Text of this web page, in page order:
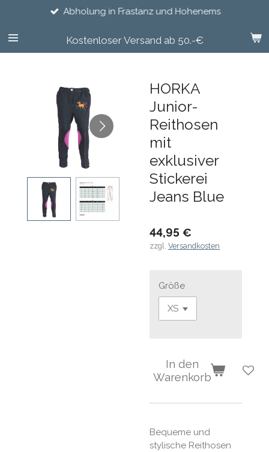
springen
Kostenloser Versand ab 50.-€
Abholung in Frastanz und Hohenems
HORKA
Junior-
Reithosen
mit
exklusiver
Stickerei
Jeans Blue
44,95 €
zzgl. Versandkosten
Größe
In den
Warenkorb
Bequeme und
stylische Reithosen